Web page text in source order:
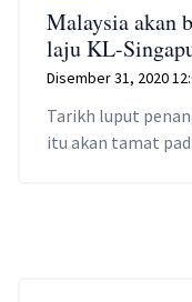
Malaysia akan
laju KL-
Disember 31, 2020
Tarikh luput
itu akan tamat